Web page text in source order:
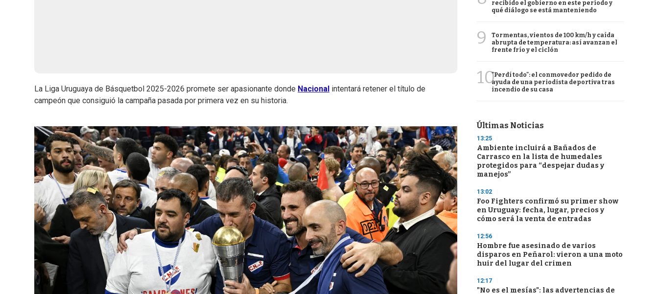
La Liga Uruguaya de Básquetbol 2025-2026 promete ser apasionante donde Nacional intentará retener el título de
campeón que consiguió la campaña pasada por primera vez en su historia.
recibido el gobierno en este período y
qué diálogo se está manteniendo
9
Tormentas, vientos de 100 km/h y caída
abrupta de temperatura: así avanzan el
frente frío y el ciclón
10"Perdí todo": el conmovedor pedido de
ayuda de una periodista deportiva tras
incendio de su casa
Últimas Noticias
13:25
Ambiente incluirá a Bañados de
Carrasco en la lista de humedales
protegidos para “despejar dudas y
manejos”
13:02
Foo Fighters confirmó su primer show
en Uruguay: fecha, lugar, precios y
cómo será la venta de entradas
12:56
Hombre fue asesinado de varios
disparos en Peñarol: vieron a una moto
huir del lugar del crimen
12:17
"No es el mesías": las advertencias de